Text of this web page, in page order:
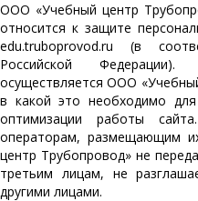
ООО «Учебный центр
относится к защите
edu.truboprovod.ru (в
Российской
осуществляется ООО
в какой это необходимо
оптимизации работы
операторам, размещающим
центр Трубопровод» не
третьим лицам, не
другими лицами.